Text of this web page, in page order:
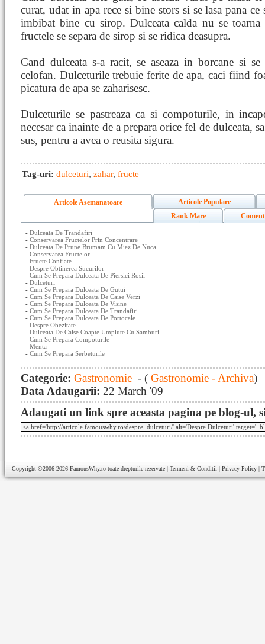
curat, udat in apa rece si bine stors si se lasa pana
imbibat bine cu sirop. Dulceata calda nu se toarna
fructele se separa de sirop si se ridica deasupra.
Cand dulceata s-a racit, se aseaza in borcane si
celofan. Dulceturile trebuie ferite de apa, caci fiind
picatura de apa se zaharisesc.
Dulceturile se pastreaza ca si compoturile, in
necesar ca inainte de a prepara orice fel de dulceata,
sus, pentru a avea o reusita sigura.
Tag-uri: dulceturi, zahar, fructe
Articole Asemanatoare
Articole Populare
Rank Mare
- Dulceata De Trandafiri
- Conservarea Fructelor Prin Concentrare
- Dulceata De Prune Brumam Cu Miez De Nuca
- Conservarea Fructelor
- Fructe Confiate
- Despre Obtinerea Sucurilor
- Cum Se Prepara Dulceata De Piersici Rosii
- Dulceturi
- Cum Se Prepara Dulceata De Gutui
- Cum Se Prepara Dulceata De Caise Verzi
- Cum Se Prepara Dulceata De Visine
- Cum Se Prepara Dulceata De Trandafiri
- Cum Se Prepara Dulceata De Portocale
- Despre Obezitate
- Dulceata De Caise Coapte Umplute Cu Samburi
- Cum Se Prepara Compoturile
- Menta
- Cum Se Prepara Serbeturile
Categorie: Gastronomie - ( Gastronomie - Archiva)
Data Adaugarii: 22 March '09
Adaugati un link spre aceasta pagina pe blog-ul,
Copyright ©2006-2026 FamousWhy.ro toate drepturile rezervate | Termeni & Conditii | Privacy Policy |